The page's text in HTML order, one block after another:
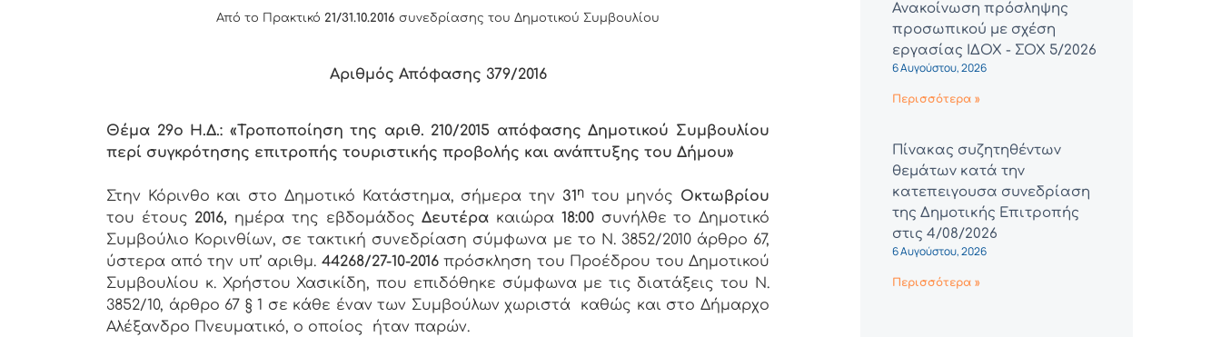
Από το Πρακτικό 21/31.10.2016 συνεδρίασης του Δημοτικού Συμβουλίου
Αριθμός Απόφασης 379/2016
Θέμα 29ο Η.Δ.: «Τροποποίηση της αριθ. 210/2015 απόφασης Δημοτικού Συμβουλίου
περί συγκρότησης επιτροπής τουριστικής προβολής και ανάπτυξης του Δήμου»
Στην Κόρινθο και στο Δημοτικό Κατάστημα, σήμερα την 31η του μηνός Οκτωβρίου
του έτους 2016, ημέρα της εβδομάδοςΔευτέρα καιώρα 18:00συνήλθε το Δημοτικό
Συμβούλιο Κορινθίων, σε τακτική συνεδρίαση σύμφωνα με το Ν. 3852/2010 άρθρο 67,
ύστερα από την υπ’ αριθμ. 44268/27-10-2016πρόσκληση του Προέδρου του Δημοτικού
Συμβουλίου κ. Χρήστου Χασικίδη, που επιδόθηκε σύμφωνα με τις διατάξεις του Ν.
3852/10, άρθρο 67 § 1 σε κάθε έναν των Συμβούλων χωριστά καθώς και στο Δήμαρχο
Αλέξανδρο Πνευματικό, ο οποίος ήταν παρών.
Ανακοίνωση πρόσληψης
προσωπικού με σχέση
εργασίας ΙΔΟΧ - ΣΟΧ 5/2026
6 Αυγούστου, 2026
Περισσότερα »
Πίνακας συζητηθέντων
θεμάτων κατά την
κατεπειγουσα συνεδρίαση
της Δημοτικής Επιτροπής
στις 4/08/2026
6 Αυγούστου, 2026
Περισσότερα »